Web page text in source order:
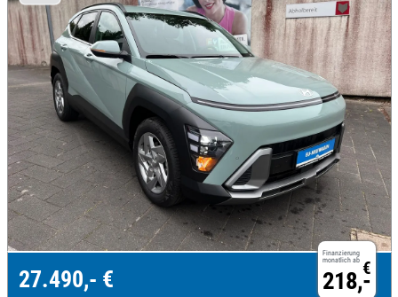
Finanzierung
monatlich ab €
218,-
27.490,- €